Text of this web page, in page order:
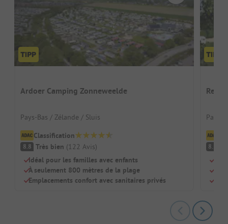
Ardoer Camping Zonneweelde
Pays-Bas / Zélande / Sluis
Classification
8.8 Très bien (122 Avis)
Idéal pour les familles avec enfants
À seulement 800 mètres de la plage
Emplacements confort avec sanitaires privés
Pays-
8.5